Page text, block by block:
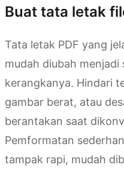
Buat tata letak
Tata letak PDF yang
mudah diubah menjadi
kerangkanya. Hindari
gambar berat, atau
berantakan saat
Pemformatan
tampak rapi, mudah